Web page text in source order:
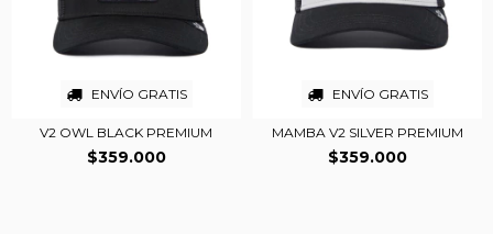
ENVÍO GRATIS
V2 OWL BLACK PREMIUM
$359.000
ENVÍO GRATIS
MAMBA V2 SILVER PREMIUM
$359.000